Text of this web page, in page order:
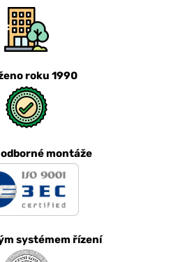
roku 1990
montáže
systémem řízení